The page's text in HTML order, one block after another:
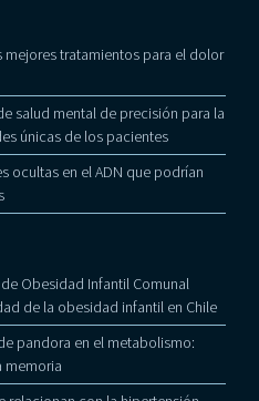
tratamientos para el dolor
salud mental de precisión para la
únicas de los pacientes
ocultas en el ADN que podrían
Obesidad Infantil Comunal
de la obesidad infantil en Chile
pandora en el metabolismo:
memoria